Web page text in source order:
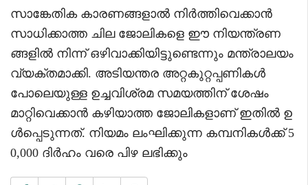
സാങ്കേതിക കാരണങ്ങളാൽ നിർത്തിവെക്കാൻ
സാധിക്കാത്ത ചില ജോലികളെ ഈ നിയന്ത്രണ
ങ്ങളിൽ നിന്ന് ഒഴിവാക്കിയിട്ടുണ്ടെന്നും മന്ത്രാലയം
വ്യക്തമാക്കി. അടിയന്തര അറ്റകുറ്റപ്പണികൾ
പോലെയുള്ള ഉച്ചവിശ്രമ സമയത്തിന് ശേഷം
മാറ്റിവെക്കാൻ കഴിയാത്ത ജോലികളാണ് ഇതിൽ ഉ
ൾപ്പെടുന്നത്. നിയമം ലംഘിക്കുന്ന കമ്പനികൾക്ക് 5
0,000 ദിർഹം വരെ പിഴ ലഭിക്കും